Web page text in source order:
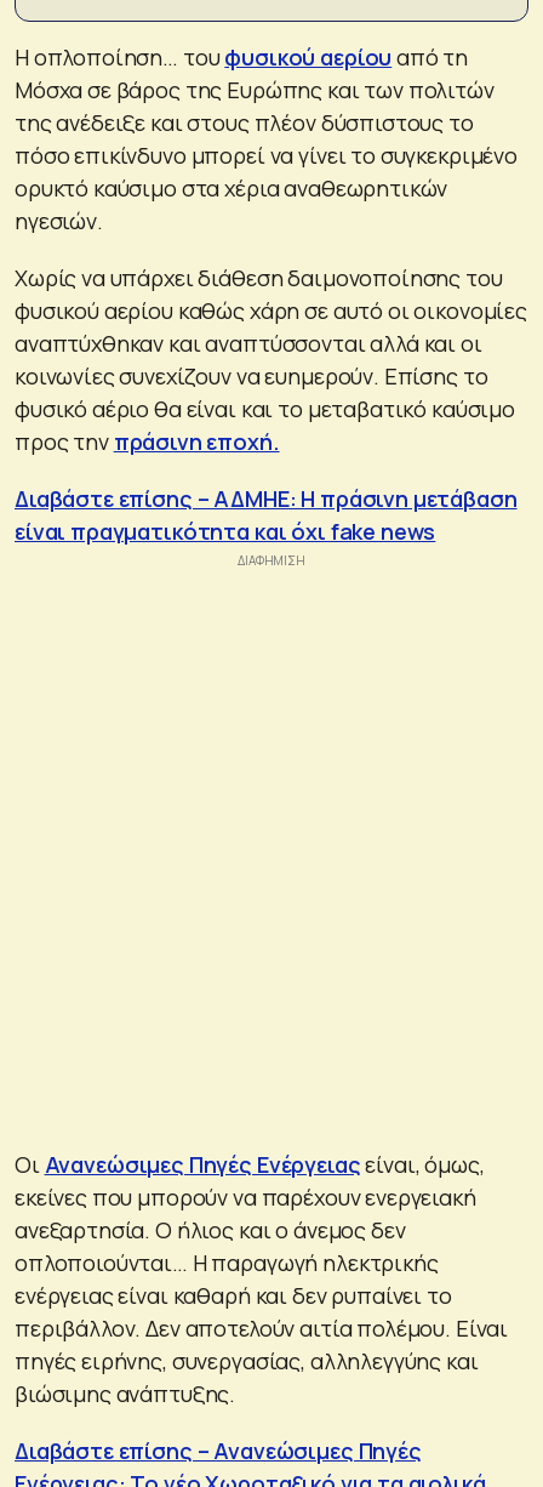
Η οπλοποίηση… τουφυσικού αερίου από τη
Μόσχα σε βάρος της Ευρώπης και των πολιτών
της ανέδειξε και στους πλέον δύσπιστους το
πόσο επικίνδυνο μπορεί να γίνει το συγκεκριμένο
ορυκτό καύσιμο στα χέρια αναθεωρητικών
ηγεσιών.
Χωρίς να υπάρχει διάθεση δαιμονοποίησης του
φυσικού αερίου καθώς χάρη σε αυτό οι οικονομίες
αναπτύχθηκαν και αναπτύσσονται αλλά και οι
κοινωνίες συνεχίζουν να ευημερούν. Επίσης το
φυσικό αέριο θα είναι και το μεταβατικό καύσιμο
προς την πράσινη εποχή.
Διαβάστε επίσης – ΑΔΜΗΕ: Η πράσινη μετάβαση
είναι πραγματικότητα και όχι fake news
Οι Ανανεώσιμες Πηγές Ενέργειαςείναι, όμως,
εκείνες που μπορούν να παρέχουν ενεργειακή
ανεξαρτησία. Ο ήλιος και ο άνεμος δεν
οπλοποιούνται… Η παραγωγή ηλεκτρικής
ενέργειας είναι καθαρή και δεν ρυπαίνει το
περιβάλλον. Δεν αποτελούν αιτία πολέμου. Είναι
πηγές ειρήνης, συνεργασίας, αλληλεγγύης και
βιώσιμης ανάπτυξης.
Διαβάστε επίσης – Ανανεώσιμες Πηγές